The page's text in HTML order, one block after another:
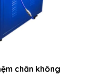
chân không